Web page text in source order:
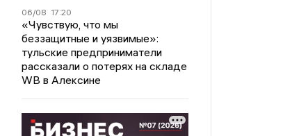
06/08 17:20
«Чувствую, что мы
беззащитные и уязвимые»:
тульские предприниматели
рассказали о потерях на складе
WB в Алексине